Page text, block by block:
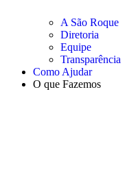
A São Roque
Diretoria
Equipe
Transparência
Como Ajudar
O que Fazemos